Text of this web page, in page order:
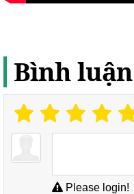
Bình
Please login!